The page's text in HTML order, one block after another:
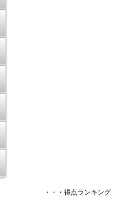
・・・得点ランキング